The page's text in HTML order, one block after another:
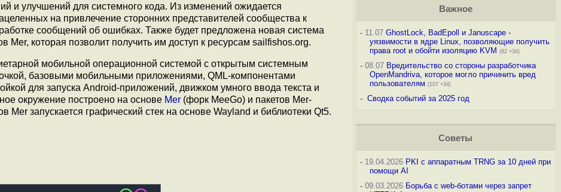
и улучшений для системного кода. Из изменений ожидается
на привлечение сторонних представителей сообщества к
сообщений об ошибках. Также будет предложена новая система
Mer, которая позволит получить им доступ к ресурсам sailfishos.org.
мобильной операционной системой с открытым системным
базовыми мобильными приложениями, QML-компонентами
для запуска Andrоid-приложений, движком умного ввода текста и
окружение построено на основе Mer (форк MeeGo) и пакетов Mer-
Mer запускается графический стек на основе Wayland и библиотеки Qt5.
Важное
-11.07 GhostLock, BadEpoll и Januscape -
уязвимости в ядре Linux, позволяющие получить
права root и обойти изоляцию KVM (82 +34)
-08.07 Вредительство со стороны разработчика
OpenMandriva, которое могло причинить вред
пользователям (107 +34)
- Сводка событий за 2025 год
Советы
-19.04.2026 PKI с аппаратным TRNG за 10 дней при
помощи AI
-09.03.2026 Борьба с web-ботами через запрет